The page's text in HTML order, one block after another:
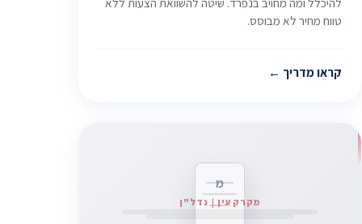
טווח מחיר לא מבוסס.
קראו מדריך
מ
מקרקעין | נדל"ן